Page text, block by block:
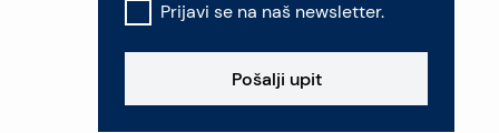
Prijavi se na naš newsletter.
Pošalji upit